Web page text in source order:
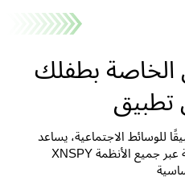
بطفلك
دعم أكثر من 13 تطبيقًا للوسائط الاجتماعية، يساعد
XNSPY الآباء على عرض كل محادثة عبر جميع الأنظمة